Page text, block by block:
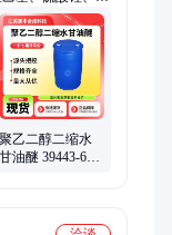
萘、磷酸铬、碳
剂、稀释剂、去
聚乙二醇二缩水
甘油醚 39443-66-8